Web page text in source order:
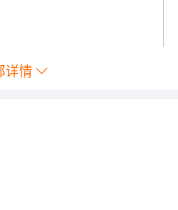
详情